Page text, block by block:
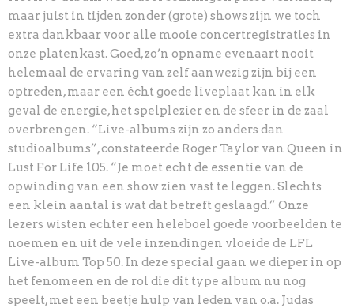
maar juist in tijden zonder (grote) shows zijn we toch
extra dankbaar voor alle mooie concertregistraties in
onze platenkast. Goed, zo’n opname evenaart nooit
helemaal de ervaring van zelf aanwezig zijn bij een
optreden, maar een écht goede liveplaat kan in elk
geval de energie, het spelplezier en de sfeer in de zaal
overbrengen. “Live-albums zijn zo anders dan
studioalbums”, constateerde Roger Taylor van Queen in
Lust For Life 105. “Je moet echt de essentie van de
opwinding van een show zien vast te leggen. Slechts
een klein aantal is wat dat betreft geslaagd.” Onze
lezers wisten echter een heleboel goede voorbeelden te
noemen en uit de vele inzendingen vloeide de LFL
Live-album Top 50. In deze special gaan we dieper in op
het fenomeen en de rol die dit type album nu nog
speelt, met een beetje hulp van leden van o.a. Judas